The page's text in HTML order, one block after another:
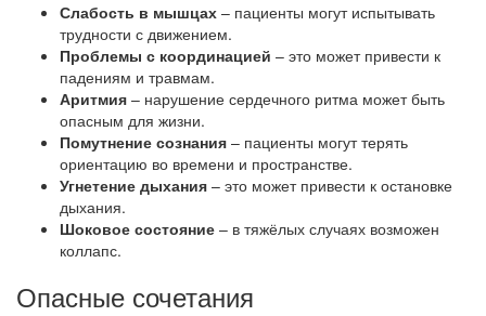
Слабость в мышцах – пациенты могут испытывать
трудности с движением.
Проблемы с координацией – это может привести к
падениям и травмам.
Аритмия – нарушение сердечного ритма может быть
опасным для жизни.
Помутнение сознания – пациенты могут терять
ориентацию во времени и пространстве.
Угнетение дыхания – это может привести к остановке
дыхания.
Шоковое состояние – в тяжёлых случаях возможен
коллапс.
Опасные сочетания